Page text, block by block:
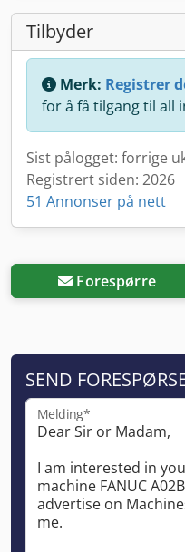
Tilbyder
Merk: Registrer
for å få tilgang til all
Sist pålogget: forrige
Registrert siden: 2026
51 Annonser på nett
Forespørre
SEND
Melding*